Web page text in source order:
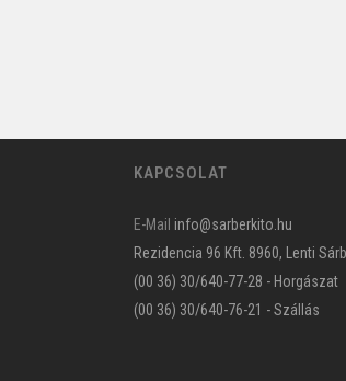
KAPCSOLAT
E-Mail info@sarberkito.hu
Rezidencia 96 Kft. 8960, Lenti
(00 36) 30/640-77-28 - Horgászat
(00 36) 30/640-76-21 - Szállás